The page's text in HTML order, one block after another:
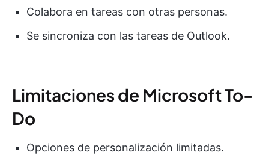
Colabora en tareas con otras personas.
Se sincroniza con las tareas de Outlook.
Limitaciones de Microsoft To-
Do
Opciones de personalización limitadas.